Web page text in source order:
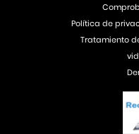
Política de
Tratamiento